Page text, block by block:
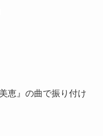
恵』の曲で振り付け